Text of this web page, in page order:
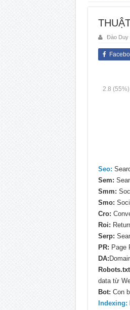
Đào Duy
2.8 (55%)
Seo:
Sem:
Smm:
Smo:
Cro:
Roi:
Serp:
PR: Page
DA:
data từ
Bot: Con
Indexing: